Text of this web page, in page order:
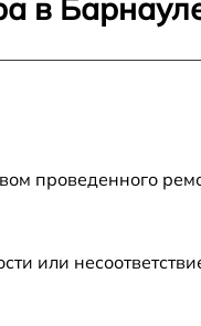
в
проведенного
или